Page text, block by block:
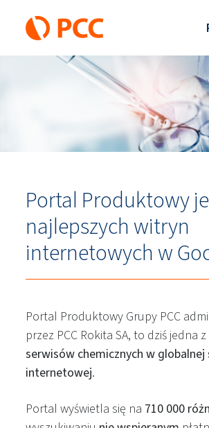
Portal Produktowy
najlepszych witryn
internetowych w
Portal Produktowy Grupy PCC
przez PCC Rokita SA, to dziś jedna z
serwisów chemicznych w globalnej
internetowej.
Portal wyświetla się na 710 000